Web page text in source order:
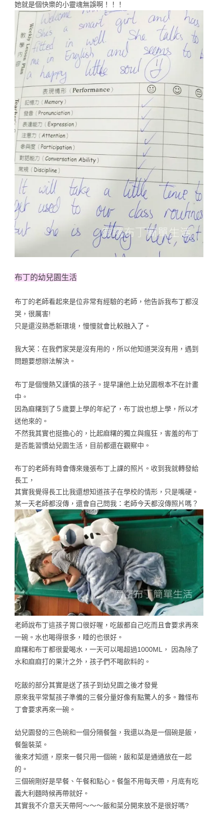
她就是個快樂的小靈魂無誤啊！！！
布丁的幼兒園生活
布丁的老師看起來是位非常有經驗的老師，他告訴我布丁都沒
哭，很厲害!
只是還沒熟悉新環境，慢慢就會比較融入了。
我大笑：在我們家哭是沒有用的，所以他知道哭沒有用，遇到
問題要想辦法解決。
布丁是個慢熱又謹慎的孩子。提早讓他上幼兒園根本不在計畫
中。
因為麻糬到了５歲要上學的年紀了，布丁說也想上學，所以才
送他來的。
不然我其實也挺擔心的，比起麻糬的獨立與瘋狂，害羞的布丁
是否能習慣幼兒園生活，目前都還在觀察中。
布丁的老師有時會傳來幾張布丁上課的照片。收到我就轉發給
長工，
其實我覺得長工比我還想知道孩子在學校的情形，只是嘴硬。
某一天老師都沒傳，還會自己問我：老師今天都沒傳照片嗎？
老師說布丁這孩子胃口很好喔，吃飯都自己吃而且會要求再來
一碗。水也喝得很多，睡的也很好。
麻糬和布丁都很愛喝水，一天可以喝超過1000ML， 因為除了
水和麻麻打的果汁之外，孩子們不喝飲料的。
吃飯的部分其實是送了孩子到幼兒園之後才發覺
原來我平常幫孩子準備的三餐分量好像有點驚人的多。難怪布
丁會要求再來一碗。
幼兒園發的三色碗和一個分隔餐盤，我還以為是一個碗是飯，
餐盤裝菜。
後來才知道，原來一餐只用一個碗，飯和菜是通通放在一起
的。
三個碗剛好是早餐、午餐和點心。餐盤不用每天帶，月底有吃
義大利麵時候再帶就好。
其實我不介意天天帶阿～～～飯和菜分開來放不是很好嗎?